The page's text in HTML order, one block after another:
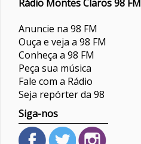
Rádio Montes Claros 98 FM
Anuncie na 98 FM
Ouça e veja a 98 FM
Conheça a 98 FM
Peça sua música
Fale com a Rádio
Seja repórter da 98
Siga-nos